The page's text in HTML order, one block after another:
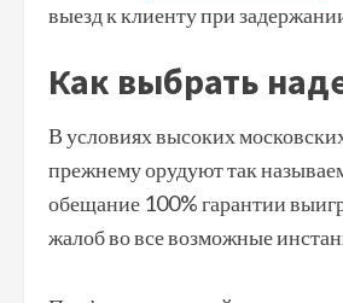
выезд к клиенту при
Как выбрать
В условиях высоких
прежнему орудуют так
обещание 100% гарантии
жалоб во все возможные